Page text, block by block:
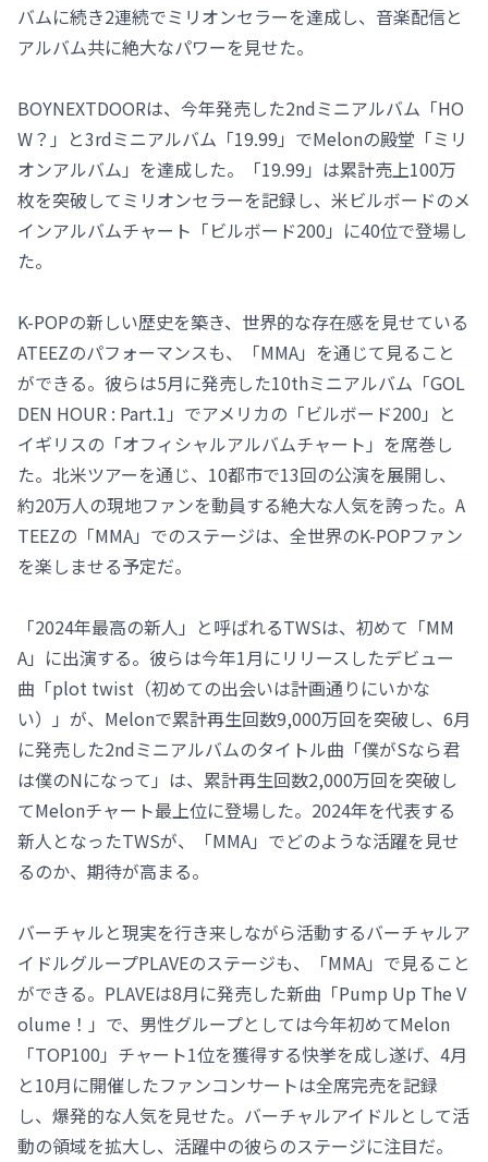
バムに続き2連続でミリオンセラーを達成し、音楽配信と
アルバム共に絶大なパワーを見せた。
BOYNEXTDOORは、今年発売した2ndミニアルバム「HO
W？」と3rdミニアルバム「19.99」でMelonの殿堂「ミリ
オンアルバム」を達成した。「19.99」は累計売上100万
枚を突破してミリオンセラーを記録し、米ビルボードのメ
インアルバムチャート「ビルボード200」に40位で登場し
た。
K-POPの新しい歴史を築き、世界的な存在感を見せている
ATEEZのパフォーマンスも、「MMA」を通じて見ること
ができる。彼らは5月に発売した10thミニアルバム「GOL
DEN HOUR : Part.1」でアメリカの「ビルボード200」と
イギリスの「オフィシャルアルバムチャート」を席巻し
た。北米ツアーを通じ、10都市で13回の公演を展開し、
約20万人の現地ファンを動員する絶大な人気を誇った。A
TEEZの「MMA」でのステージは、全世界のK-POPファン
を楽しませる予定だ。
「2024年最高の新人」と呼ばれるTWSは、初めて「MM
A」に出演する。彼らは今年1月にリリースしたデビュー
曲「plot twist（初めての出会いは計画通りにいかな
い）」が、Melonで累計再生回数9,000万回を突破し、6月
に発売した2ndミニアルバムのタイトル曲「僕がSなら君
は僕のNになって」は、累計再生回数2,000万回を突破し
てMelonチャート最上位に登場した。2024年を代表する
新人となったTWSが、「MMA」でどのような活躍を見せ
るのか、期待が高まる。
バーチャルと現実を行き来しながら活動するバーチャルア
イドルグループPLAVEのステージも、「MMA」で見ること
ができる。PLAVEは8月に発売した新曲「Pump Up The V
olume！」で、男性グループとしては今年初めてMelon
「TOP100」チャート1位を獲得する快挙を成し遂げ、4月
と10月に開催したファンコンサートは全席完売を記録
し、爆発的な人気を見せた。バーチャルアイドルとして活
動の領域を拡大し、活躍中の彼らのステージに注目だ。